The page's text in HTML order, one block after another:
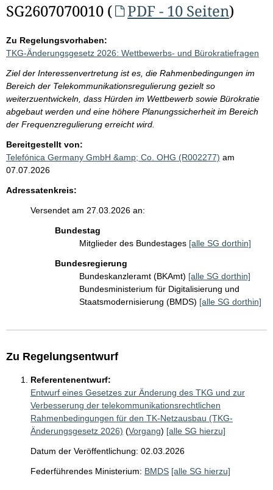
SG2607070010 (
PDF - 10 Seiten)
Zu Regelungsvorhaben:
TKG-Änderungsgesetz 2026: Wettbewerbs- und Bürokratiefragen
Ziel der Interessenvertretung ist es, die Rahmenbedingungen im
Bereich der Telekommunikationsregulierung gezielt so
weiterzuentwickeln, dass Hürden im Wettbewerb sowie Bürokratie
abgebaut werden und eine höhere Planungssicherheit im Bereich
der Frequenzregulierung erreicht wird.
Bereitgestellt von:
Telefónica Germany GmbH &amp; Co. OHG (R002277) am
07.07.2026
Adressatenkreis:
Versendet am 27.03.2026 an:
Bundestag
Mitglieder des Bundestages [alle SG dorthin]
Bundesregierung
Bundeskanzleramt (BKAmt) [alle SG dorthin]
Bundesministerium für Digitalisierung und
Staatsmodernisierung (BMDS) [alle SG dorthin]
Zu Regelungsentwurf
Referentenentwurf:
Entwurf eines Gesetzes zur Änderung des TKG und zur
Verbesserung der telekommunikationsrechtlichen
Rahmenbedingungen für den TK-Netzausbau (TKG-
Änderungsgesetz 2026) (Vorgang) [alle SG hierzu]
Datum der Veröffentlichung: 02.03.2026
Federführendes Ministerium: BMDS [alle SG hierzu]